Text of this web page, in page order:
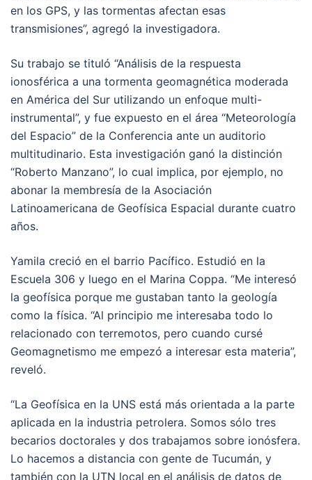
en los GPS, y las tormentas afectan esas
transmisiones”, agregó la investigadora.
Su trabajo se tituló “Análisis de la respuesta
ionosférica a una tormenta geomagnética moderada
en América del Sur utilizando un enfoque multi-
instrumental”, y fue expuesto en el área “Meteorología
del Espacio” de la Conferencia ante un auditorio
multitudinario. Esta investigación ganó la distinción
“Roberto Manzano”, lo cual implica, por ejemplo, no
abonar la membresía de la Asociación
Latinoamericana de Geofísica Espacial durante cuatro
años.
Yamila creció en el barrio Pacífico. Estudió en la
Escuela 306 y luego en el Marina Coppa. “Me interesó
la geofísica porque me gustaban tanto la geología
como la física. “Al principio me interesaba todo lo
relacionado con terremotos, pero cuando cursé
Geomagnetismo me empezó a interesar esta materia”,
reveló.
“La Geofísica en la UNS está más orientada a la parte
aplicada en la industria petrolera. Somos sólo tres
becarios doctorales y dos trabajamos sobre ionósfera.
Lo hacemos a distancia con gente de Tucumán, y
también con la UTN local en el análisis de datos de